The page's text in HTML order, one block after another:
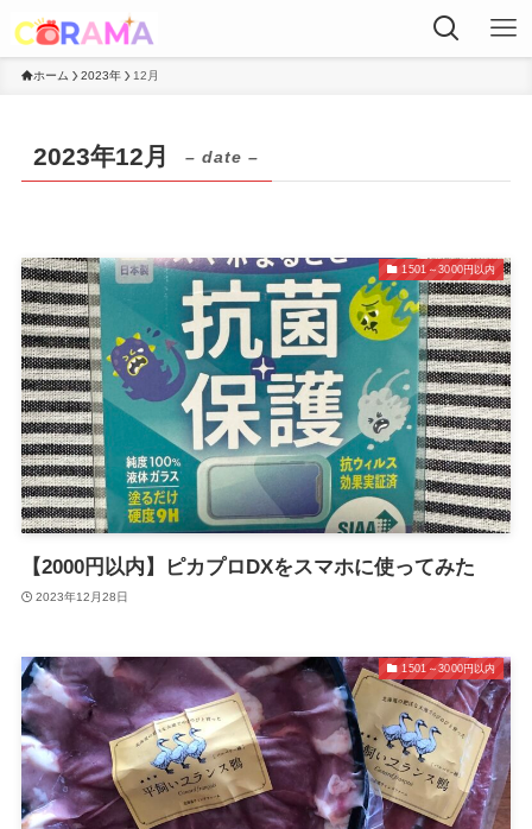
ホーム 2023年 12月
2023年12月 – date –
1501～3000円以内
【2000円以内】ピカプロDXをスマホに使ってみた
2023年12月28日
1501～3000円以内